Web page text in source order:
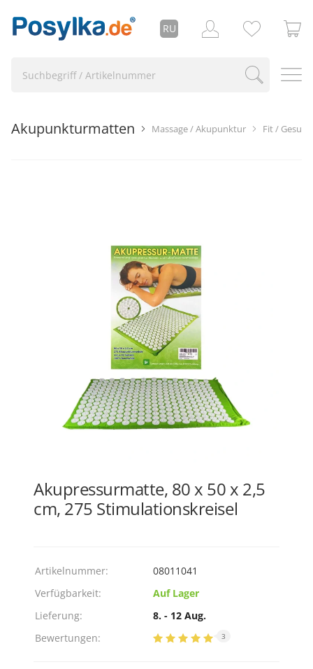
RU
Fit / Gesund
Massage / Akupunktur
Akupunkturmatten
Akupressurmatte, 80 x 50 x 2,5
cm, 275 Stimulationskreisel
Artikelnummer:
08011041
Verfügbarkeit:
Auf Lager
Lieferung:
8. - 12 Aug.
Bewertungen:
3